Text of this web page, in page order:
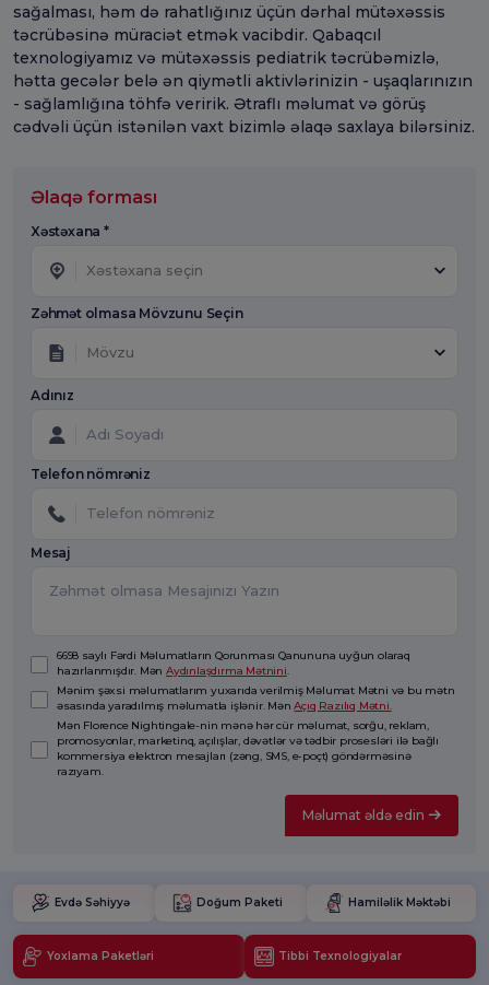
sağalması, həm də rahatlığınız üçün dərhal mütəxəssis
təcrübəsinə müraciət etmək vacibdir. Qabaqcıl
texnologiyamız və mütəxəssis pediatrik təcrübəmizlə,
hətta gecələr belə ən qiymətli aktivlərinizin - uşaqlarınızın
- sağlamlığına töhfə veririk. Ətraflı məlumat və görüş
cədvəli üçün istənilən vaxt bizimlə əlaqə saxlaya bilərsiniz.
Əlaqə forması
Xəstəxana *
Xəstəxana seçin
Zəhmət olmasa Mövzunu Seçin
Mövzu
Adınız
Telefon nömrəniz
Mesaj
6698 saylı Fərdi Məlumatların Qorunması Qanununa uyğun olaraq
hazırlanmışdır. Mən Aydınlaşdırma Mətnini.
Mənim şəxsi məlumatlarım yuxarıda verilmiş Məlumat Mətni və bu mətn
əsasında yaradılmış məlumatla işlənir. MənAçıq Razılıq Mətni.
Mən Florence Nightingale-nin mənə hər cür məlumat, sorğu, reklam,
promosyonlar, marketinq, açılışlar, dəvətlər və tədbir prosesləri ilə bağlı
kommersiya elektron mesajları (zəng, SMS, e-poçt) göndərməsinə
razıyam.
Məlumat əldə edin
Evdə Səhiyyə Doğum Paketi Hamiləlik Məktəbi
Yoxlama Paketləri Tibbi Texnologiyalar